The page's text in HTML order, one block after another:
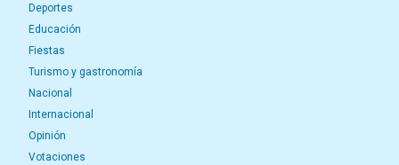
Deportes
Educación
Fiestas
Turismo y gastronomía
Nacional
Internacional
Opinión
Votaciones